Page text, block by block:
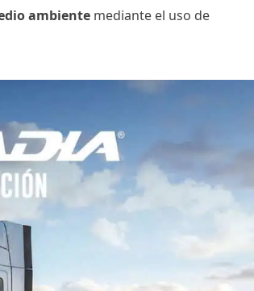
ambiente mediante el uso de